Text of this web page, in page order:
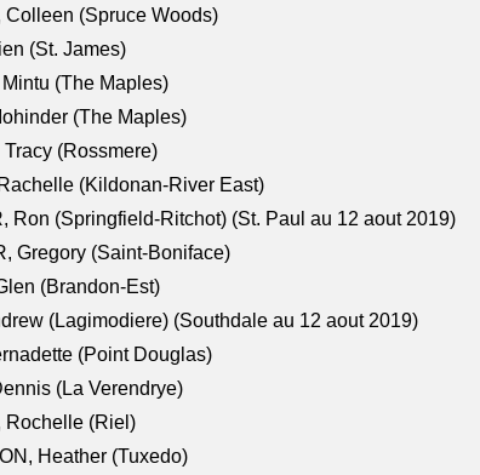
Colleen (Spruce Woods)
(St. James)
(The Maples)
(The Maples)
Tracy (Rossmere)
(Kildonan-River East)
Ron (Springfield-Ritchot) (St. Paul au 12 aout 2019)
Gregory (Saint-Boniface)
(Brandon-Est)
(Lagimodiere) (Southdale au 12 aout 2019)
(Point Douglas)
(La Verendrye)
Rochelle (Riel)
Heather (Tuxedo)